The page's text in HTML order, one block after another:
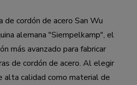
de cable de acero
de cable de acero ST
de cordón de acero STF
de cordón de acero San Wu
alemana "Siempelkamp", el
más avanzado para fabricar
de cordón de acero. Al elegir
alta calidad como material de